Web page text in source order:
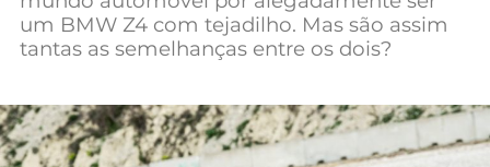
Mundial 2026
um BMW Z4 com tejadilho. Mas são assim
tantas as semelhanças entre os dois?